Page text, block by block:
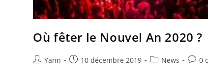
Où fêter le Nouvel An 2020 ?
Yann 10 décembre 2019 News 0